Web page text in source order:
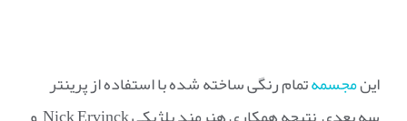
اینمجسمهتمام رنگی ساخته شده با استفاده از پرینتر